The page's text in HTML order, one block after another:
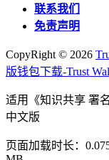
联系我们
免责声明
CopyRight © 2026
版钱包下载-Trust
适用《知识共享 署
中文版
页面加载时长：